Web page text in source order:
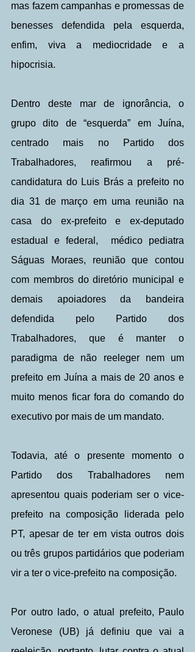
mas fazem campanhas e promessas de
benesses defendida pela esquerda,
enfim, viva a mediocridade e a
hipocrisia.
Dentro deste mar de ignorância, o
grupo dito de “esquerda” em Juína,
centrado mais no Partido dos
Trabalhadores, reafirmou a pré-
candidatura do Luis Brás a prefeito no
dia 31 de março em uma reunião na
casa do ex-prefeito e ex-deputado
estadual e federal,  médico pediatra
Ságuas Moraes, reunião que contou
com membros do diretório municipal e
demais apoiadores da bandeira
defendida pelo Partido dos
Trabalhadores, que é manter o
paradigma de não reeleger nem um
prefeito em Juína a mais de 20 anos e
muito menos ficar fora do comando do
executivo por mais de um mandato.
Todavia, até o presente momento o
Partido dos Trabalhadores nem
apresentou quais poderiam ser o vice-
prefeito na composição liderada pelo
PT, apesar de ter em vista outros dois
ou três grupos partidários que poderiam
vir a ter o vice-prefeito na composição.
Por outro lado, o atual prefeito, Paulo
Veronese (UB) já definiu que vai a